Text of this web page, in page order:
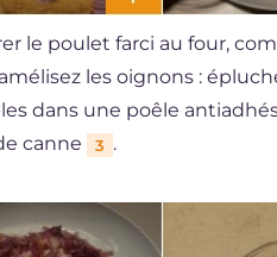
le poulet farci au four,
les oignons :
dans une poêle
canne
3 .